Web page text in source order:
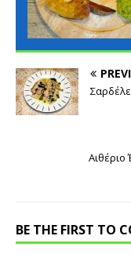
Αιθέριο
BE THE FIRST TO